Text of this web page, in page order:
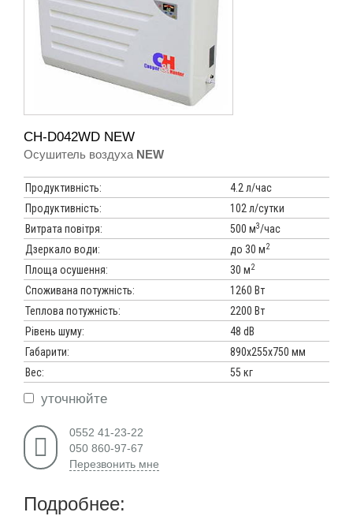
CH-D042WD NEW
Осушитель воздуха NEW
Продуктивність:
4.2 л/час
Продуктивність:
102 л/сутки
Витрата повітря:
500 м3/час
Дзеркало води:
до 30 м2
Площа осушення: 30 м2
Споживана потужність:
1260 Вт
Теплова потужність:
2200 Вт
Рівень шуму:
48 dB
Габарити:
890х255х750 мм
Вес:
55 кг
уточнюйте
0552 41-23-22
050 860-97-67
Перезвонить мне
Подробнее: